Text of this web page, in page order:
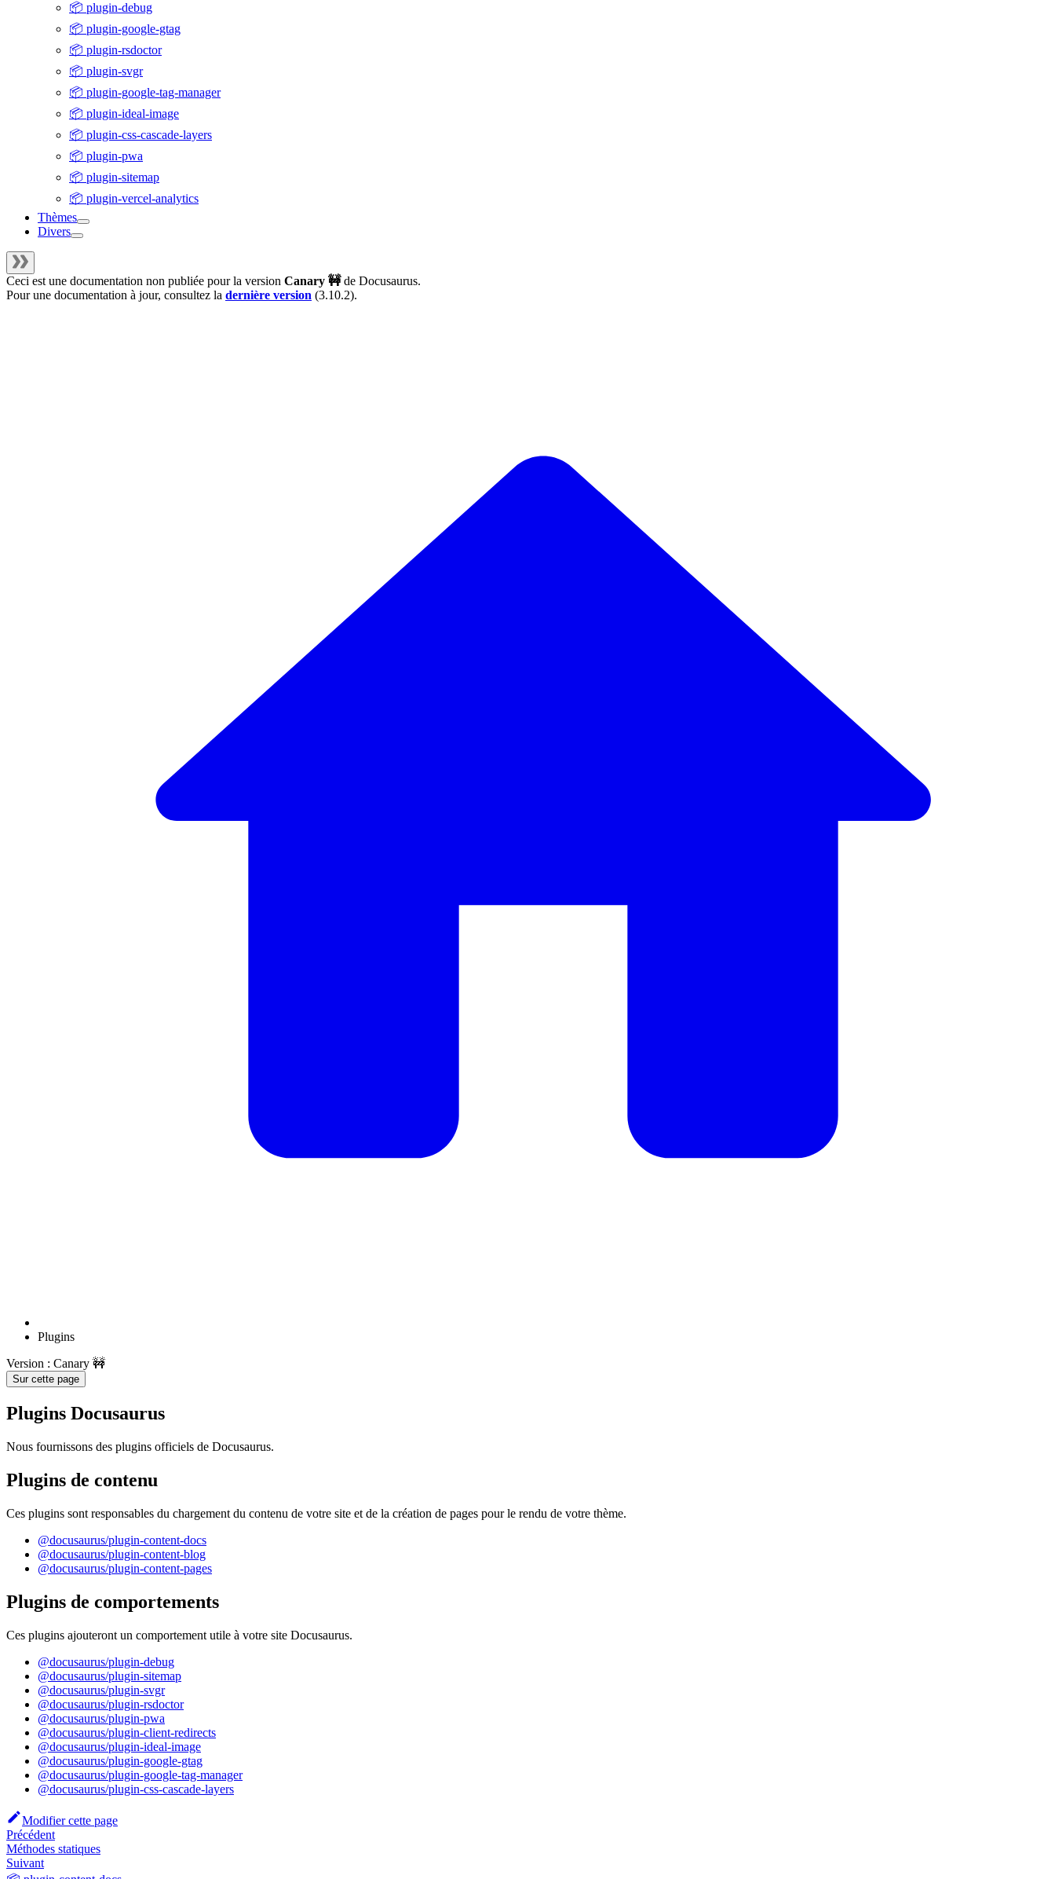
📦 plugin-debug
📦 plugin-google-gtag
📦 plugin-rsdoctor
📦 plugin-svgr
📦 plugin-google-tag-manager
📦 plugin-ideal-image
📦 plugin-css-cascade-layers
📦 plugin-pwa
📦 plugin-sitemap
📦 plugin-vercel-analytics
Thèmes
Divers
Ceci est une documentation non publiée pour la version Canary 🚧de Docusaurus.
Pour une documentation à jour, consultez la dernière version (3.10.2).
Plugins
Version : Canary 🚧
Sur cette page
Plugins Docusaurus
Nous fournissons des plugins officiels de Docusaurus.
Plugins de contenu
Ces plugins sont responsables du chargement du contenu de votre site et de la création de pages pour le rendu de votre thème.
@docusaurus/plugin-content-docs
@docusaurus/plugin-content-blog
@docusaurus/plugin-content-pages
Plugins de comportements
Ces plugins ajouteront un comportement utile à votre site Docusaurus.
@docusaurus/plugin-debug
@docusaurus/plugin-sitemap
@docusaurus/plugin-svgr
@docusaurus/plugin-rsdoctor
@docusaurus/plugin-pwa
@docusaurus/plugin-client-redirects
@docusaurus/plugin-ideal-image
@docusaurus/plugin-google-gtag
@docusaurus/plugin-google-tag-manager
@docusaurus/plugin-css-cascade-layers
Modifier cette page
Précédent
Méthodes statiques
Suivant